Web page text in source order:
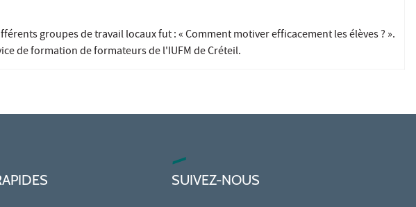
groupes de travail locaux fut : « Comment motiver efficacement les élèves ? ».
de formation de formateurs de l'IUFM de Créteil.
SUIVEZ-NOUS